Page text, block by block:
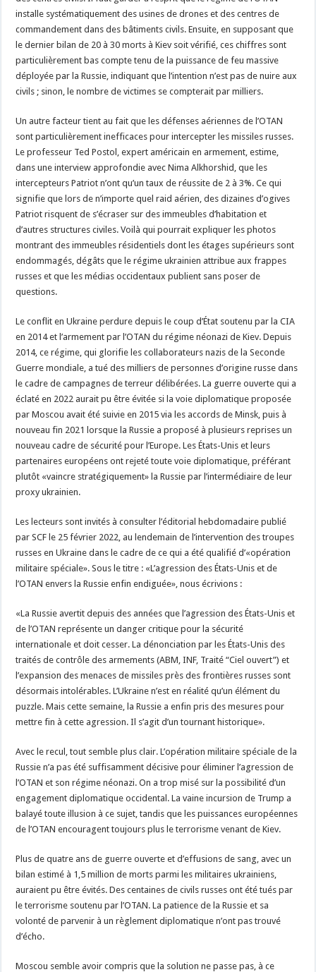
installe systématiquement des usines de drones et des centres de
commandement dans des bâtiments civils. Ensuite, en supposant que
le dernier bilan de 20 à 30 morts à Kiev soit vérifié, ces chiffres sont
particulièrement bas compte tenu de la puissance de feu massive
déployée par la Russie, indiquant que l’intention n’est pas de nuire aux
civils ; sinon, le nombre de victimes se compterait par milliers.
Un autre facteur tient au fait que les défenses aériennes de l’OTAN
sont particulièrement inefficaces pour intercepter les missiles russes.
Le professeur Ted Postol, expert américain en armement, estime,
dans une interview approfondie avec Nima Alkhorshid, que les
intercepteurs Patriot n’ont qu’un taux de réussite de 2 à 3%. Ce qui
signifie que lors de n’importe quel raid aérien, des dizaines d’ogives
Patriot risquent de s’écraser sur des immeubles d’habitation et
d’autres structures civiles. Voilà qui pourrait expliquer les photos
montrant des immeubles résidentiels dont les étages supérieurs sont
endommagés, dégâts que le régime ukrainien attribue aux frappes
russes et que les médias occidentaux publient sans poser de
questions.
Le conflit en Ukraine perdure depuis le coup d’État soutenu par la CIA
en 2014 et l’armement par l’OTAN du régime néonazi de Kiev. Depuis
2014, ce régime, qui glorifie les collaborateurs nazis de la Seconde
Guerre mondiale, a tué des milliers de personnes d’origine russe dans
le cadre de campagnes de terreur délibérées. La guerre ouverte qui a
éclaté en 2022 aurait pu être évitée si la voie diplomatique proposée
par Moscou avait été suivie en 2015 via les accords de Minsk, puis à
nouveau fin 2021 lorsque la Russie a proposé à plusieurs reprises un
nouveau cadre de sécurité pour l’Europe. Les États-Unis et leurs
partenaires européens ont rejeté toute voie diplomatique, préférant
plutôt «vaincre stratégiquement» la Russie par l’intermédiaire de leur
proxy ukrainien.
Les lecteurs sont invités à consulter l’éditorial hebdomadaire publié
par SCF le 25 février 2022, au lendemain de l’intervention des troupes
russes en Ukraine dans le cadre de ce qui a été qualifié d’«opération
militaire spéciale». Sous le titre : «L’agression des États-Unis et de
l’OTAN envers la Russie enfin endiguée», nous écrivions :
«La Russie avertit depuis des années que l’agression des États-Unis et
de l’OTAN représente un danger critique pour la sécurité
internationale et doit cesser. La dénonciation par les États-Unis des
traités de contrôle des armements (ABM, INF, Traité “Ciel ouvert”) et
l’expansion des menaces de missiles près des frontières russes sont
désormais intolérables. L’Ukraine n’est en réalité qu’un élément du
puzzle. Mais cette semaine, la Russie a enfin pris des mesures pour
mettre fin à cette agression. Il s’agit d’un tournant historique».
Avec le recul, tout semble plus clair. L’opération militaire spéciale de la
Russie n’a pas été suffisamment décisive pour éliminer l’agression de
l’OTAN et son régime néonazi. On a trop misé sur la possibilité d’un
engagement diplomatique occidental. La vaine incursion de Trump a
balayé toute illusion à ce sujet, tandis que les puissances européennes
de l’OTAN encouragent toujours plus le terrorisme venant de Kiev.
Plus de quatre ans de guerre ouverte et d’effusions de sang, avec un
bilan estimé à 1,5 million de morts parmi les militaires ukrainiens,
auraient pu être évités. Des centaines de civils russes ont été tués par
le terrorisme soutenu par l’OTAN. La patience de la Russie et sa
volonté de parvenir à un règlement diplomatique n’ont pas trouvé
d’écho.
Moscou semble avoir compris que la solution ne passe pas, à ce